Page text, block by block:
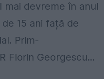
mai devreme în anul
15 ani față de
Prim-
Florin Georgescu...